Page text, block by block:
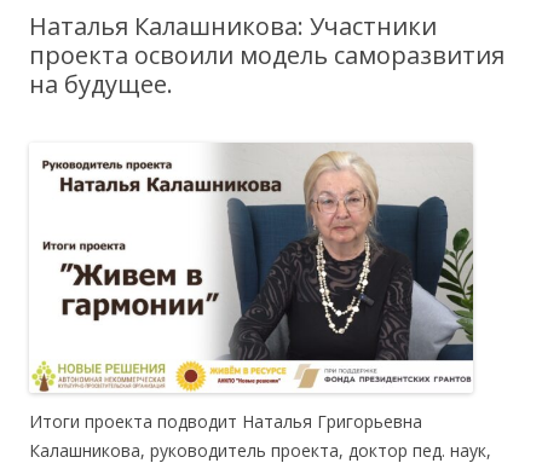
Наталья Калашникова: Участники
проекта освоили модель саморазвития
на будущее.
Итоги проекта подводит Наталья Григорьевна
Калашникова, руководитель проекта, доктор пед. наук,